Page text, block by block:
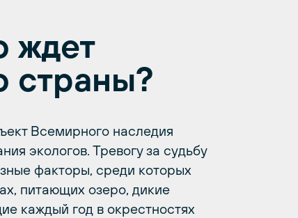
ждет
страны?
Всемирного наследия
экологов. Тревогу за судьбу
факторы, среди которых
питающих озеро, дикие
каждый год в окрестностях